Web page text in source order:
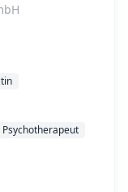
Psychotherapeut